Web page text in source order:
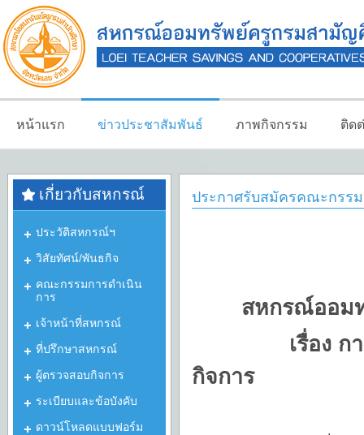
หน้าแรก ข่าวประชาสัมพันธ์ ภาพกิจกรรม ติด
ประกาศรับสมัครคณะกรรม
สหกรณ์ออม
เรื่อง
กิจการ
เกี่ยวกับสหกรณ์
ประวัติสหกรณ์ฯ
วิสัยทัศน์/พันธกิจ
คณะกรรมการดำเนิน
การ
เจ้าหน้าที่สหกรณ์
ที่ปรึกษาสหกรณ์
ผู้ตรวจสอบกิจการ
ระเบียบและข้อบังคับ
ดาวน์โหลดแบบฟอร์ม